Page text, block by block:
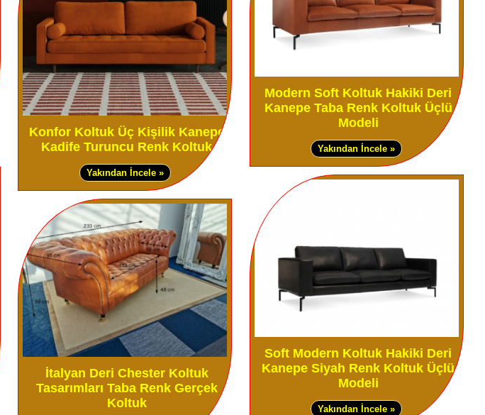
Konfor Koltuk Üç Kişilik Kanepe
Kadife Turuncu Renk Koltuk
Yakından İncele »
İtalyan Deri Chester Koltuk
Tasarımları Taba Renk Gerçek
Koltuk
Modern Soft Koltuk Hakiki Deri
Kanepe Taba Renk Koltuk Üçlü
Modeli
Yakından İncele »
Soft Modern Koltuk Hakiki Deri
Kanepe Siyah Renk Koltuk Üçlü
Modeli
Yakından İncele »